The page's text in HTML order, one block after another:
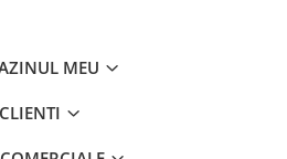
MEU
CLIENTI